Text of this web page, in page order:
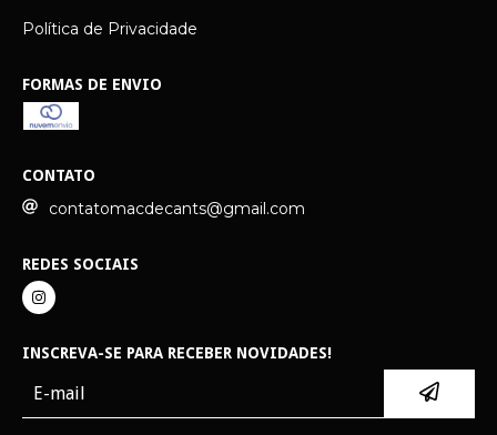
Política de Privacidade
FORMAS DE ENVIO
CONTATO
contatomacdecants@gmail.com
REDES SOCIAIS
INSCREVA-SE PARA RECEBER NOVIDADES!